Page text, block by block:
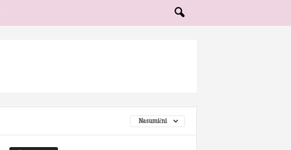
Nasumični